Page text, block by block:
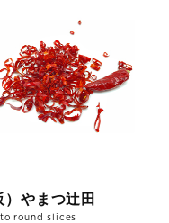
やまつ辻田
round slices